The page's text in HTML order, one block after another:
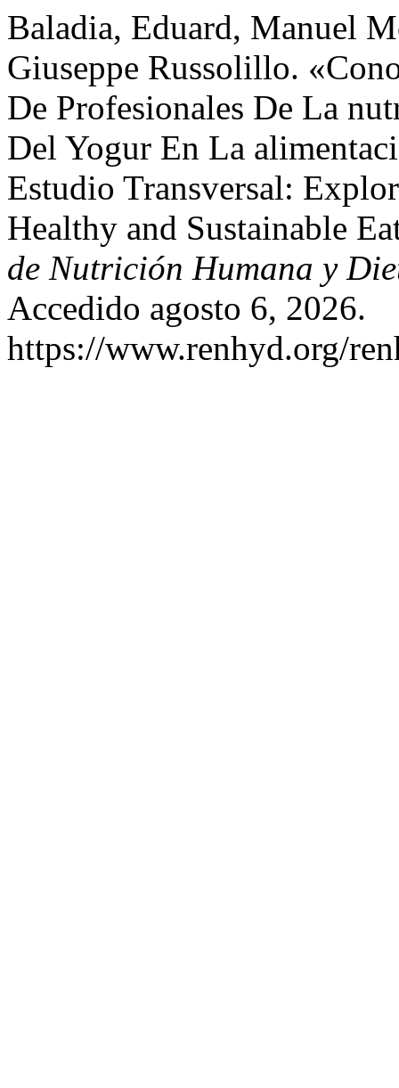
Baladia, Eduard, Manuel
Giuseppe Russolillo.
De Profesionales De La
Del Yogur En La
Estudio Transversal:
Healthy and Sustainable
de Nutrición Humana y
Accedido agosto 6, 2026.
https://www.renhyd.org/